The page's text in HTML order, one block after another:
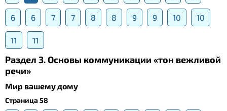
6 6 7 7 8 8 9 9 10 10
11 11
Раздел 3. Основы коммуникации «тон вежливой
речи»
Мир вашему дому
Страница 58